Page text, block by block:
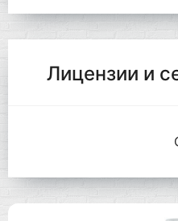
Лицензии и